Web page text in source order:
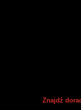
Znajdź